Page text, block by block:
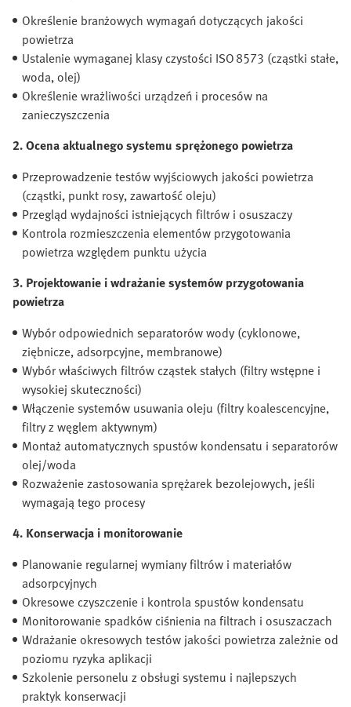
Określenie branżowych wymagań dotyczących jakości
powietrza
Ustalenie wymaganej klasy czystości ISO 8573 (cząstki stałe,
woda, olej)
Określenie wrażliwości urządzeń i procesów na
zanieczyszczenia
2. Ocena aktualnego systemu sprężonego powietrza
Przeprowadzenie testów wyjściowych jakości powietrza
(cząstki, punkt rosy, zawartość oleju)
Przegląd wydajności istniejących filtrów i osuszaczy
Kontrola rozmieszczenia elementów przygotowania
powietrza względem punktu użycia
3. Projektowanie i wdrażanie systemów przygotowania
powietrza
Wybór odpowiednich separatorów wody (cyklonowe,
ziębnicze, adsorpcyjne, membranowe)
Wybór właściwych filtrów cząstek stałych (filtry wstępne i
wysokiej skuteczności)
Włączenie systemów usuwania oleju (filtry koalescencyjne,
filtry z węglem aktywnym)
Montaż automatycznych spustów kondensatu i separatorów
olej/woda
Rozważenie zastosowania sprężarek bezolejowych, jeśli
wymagają tego procesy
4. Konserwacja i monitorowanie
Planowanie regularnej wymiany filtrów i materiałów
adsorpcyjnych
Okresowe czyszczenie i kontrola spustów kondensatu
Monitorowanie spadków ciśnienia na filtrach i osuszaczach
Wdrażanie okresowych testów jakości powietrza zależnie od
poziomu ryzyka aplikacji
Szkolenie personelu z obsługi systemu i najlepszych
praktyk konserwacji